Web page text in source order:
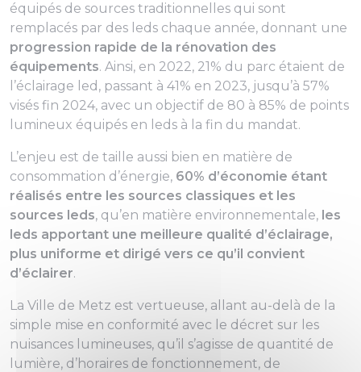
équipés de sources traditionnelles qui sont
remplacés par des leds chaque année, donnant une
progression rapide de la rénovation des
équipements. Ainsi, en 2022, 21% du parc étaient de
l’éclairage led, passant à 41% en 2023, jusqu’à 57%
visés fin 2024, avec un objectif de 80 à 85% de points
lumineux équipés en leds à la fin du mandat.
L’enjeu est de taille aussi bien en matière de
consommation d’énergie, 60% d’économie étant
réalisés entre les sources classiques et les
sources leds, qu’en matière environnementale, les
leds apportant une meilleure qualité d’éclairage,
plus uniforme et dirigé vers ce qu’il convient
d’éclairer.
La Ville de Metz est vertueuse, allant au-delà de la
simple mise en conformité avec le décret sur les
nuisances lumineuses, qu’il s’agisse de quantité de
lumière, d’horaires de fonctionnement, de